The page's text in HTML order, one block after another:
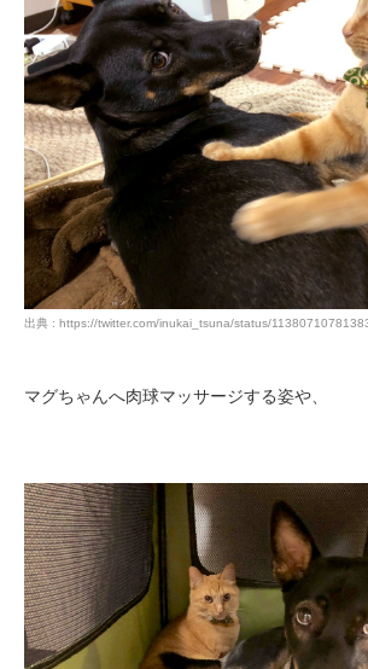
出典 : https://twitter.com/inukai_tsuna/status/
マグちゃんへ肉球マッサージする姿や、
アプリをダウンロード